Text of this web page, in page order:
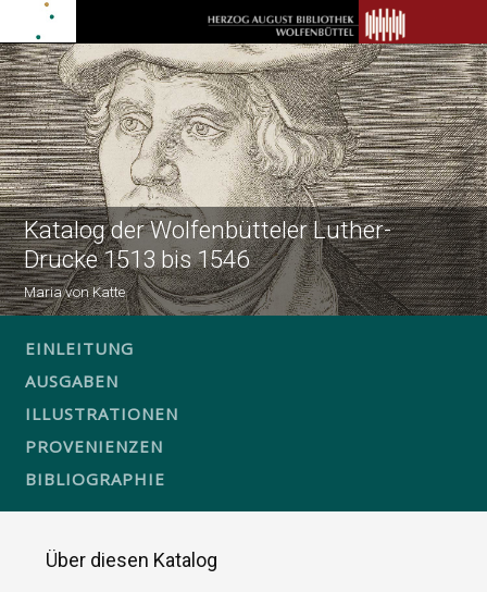
Katalog der Wolfenbütteler Luther-
Drucke 1513 bis 1546
Maria von Katte
EINLEITUNG
AUSGABEN
ILLUSTRATIONEN
PROVENIENZEN
BIBLIOGRAPHIE
Über diesen Katalog